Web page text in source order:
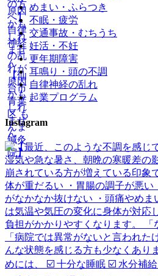
めまい・ふらつき
不眠・疲労
交通事故・むちうち
妊活・不妊
更年期障害
耳鳴り・頭の不調
自律神経の乱れ
起業プログラム
Instagram